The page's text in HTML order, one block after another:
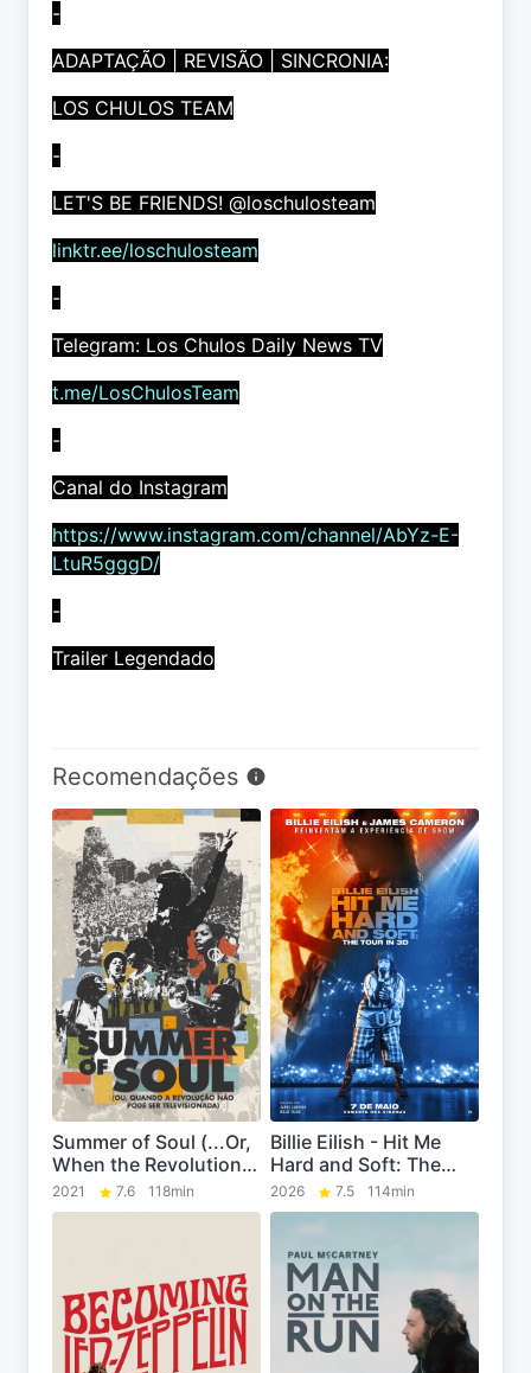
-
ADAPTAÇÃO | REVISÃO | SINCRONIA:
LOS CHULOS TEAM
-
LET'S BE FRIENDS! @loschulosteam
linktr.ee/loschulosteam
-
Telegram: Los Chulos Daily News TV
t.me/LosChulosTeam
-
Canal do Instagram
https://www.instagram.com/channel/AbYz-E-
LtuR5gggD/
-
Trailer Legendado
Recomendações
Summer of Soul (...Or,
When the Revolution
Could Not Be
Televised)
2021 7.6 118min
Billie Eilish - Hit Me
Hard and Soft: The
Tour (Live in 3D)
2026 7.5 114min